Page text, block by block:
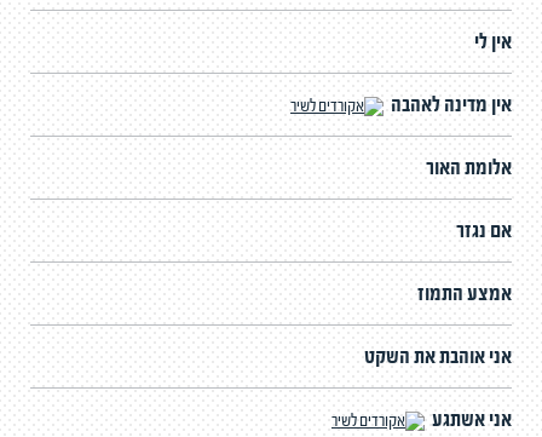
אין לי
אין מדינה לאהבה
אלומת האור
אם נגזר
אמצע התמוז
אני אוהבת את השקט
אני אשתגע